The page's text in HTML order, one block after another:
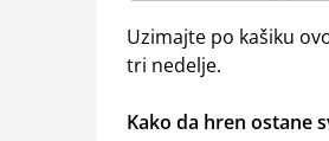
Uzimajte po kašiku
tri nedelje.
Kako da hren ostane